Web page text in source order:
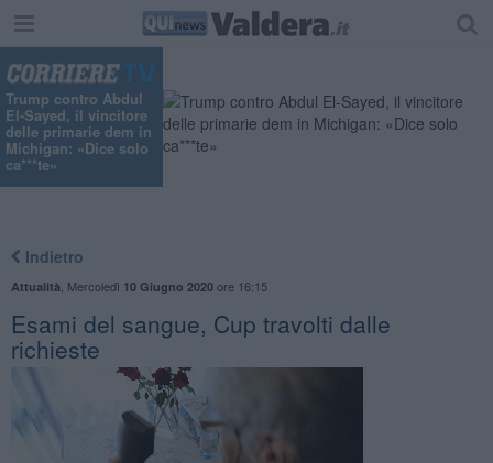
Trump contro Abdul
El-Sayed, il vincitore
delle primarie dem in
Michigan: «Dice solo
ca***te»
Indietro
Attualità Mercoledì 10 Giugno 2020ore 16:15
Esami del sangue, Cup travolti dalle
richieste